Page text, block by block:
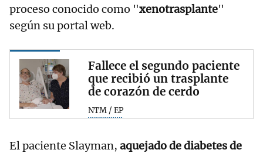
proceso conocido como "xenotrasplante"
según su portal web.
Fallece el segundo paciente
que recibió un trasplante
de corazón de cerdo
NTM / EP
El paciente Slayman, aquejado de diabetes de